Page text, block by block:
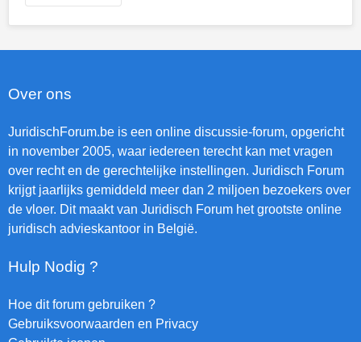
Over ons
JuridischForum.be is een online discussie-forum, opgericht
in november 2005, waar iedereen terecht kan met vragen
over recht en de gerechtelijke instellingen. Juridisch Forum
krijgt jaarlijks gemiddeld meer dan 2 miljoen bezoekers over
de vloer. Dit maakt van Juridisch Forum het grootste online
juridisch advieskantoor in België.
Hulp Nodig ?
Hoe dit forum gebruiken ?
Gebruiksvoorwaarden en Privacy